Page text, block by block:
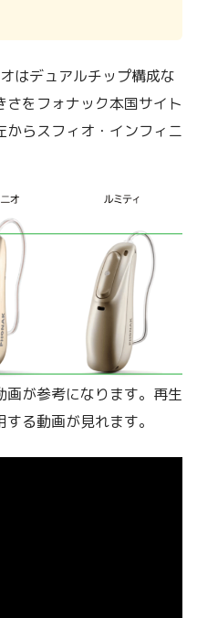
はデュアルチップ構成な
をフォナック本国サイト
らスフィオ・インフィニ
が参考になります。再生
る動画が見れます。